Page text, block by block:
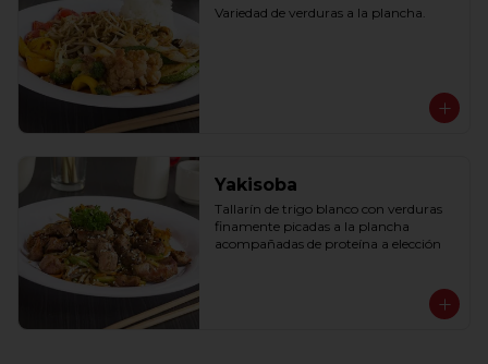
Variedad de verduras a la plancha.
Yakisoba
Tallarín de trigo blanco con verduras
finamente picadas a la plancha
acompañadas de proteína a elección